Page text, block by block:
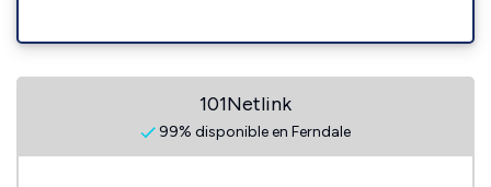
101Netlink
99% disponible en Ferndale